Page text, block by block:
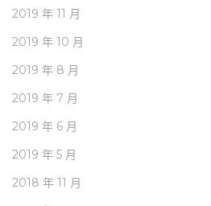
2019 年 11 月
2019 年 10 月
2019 年 8 月
2019 年 7 月
2019 年 6 月
2019 年 5 月
2018 年 11 月